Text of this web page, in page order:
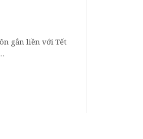
gắn liền với Tết